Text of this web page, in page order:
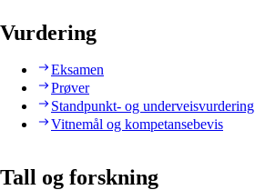
Vurdering
Eksamen
Prøver
Standpunkt- og underveisvurdering
Vitnemål og kompetansebevis
Tall og forskning